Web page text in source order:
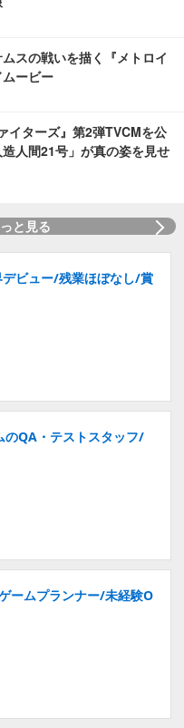
スの戦いを描く『メトロイ
ムービー
イターズ』第2弾TVCMを公
人間21号」が真の姿を見せ
と見る
ビュー/残業ほぼなし/賞
のQA・テストスタッフ/
ームプランナー/未経験O